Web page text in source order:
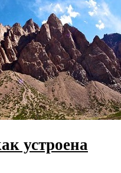
устроена